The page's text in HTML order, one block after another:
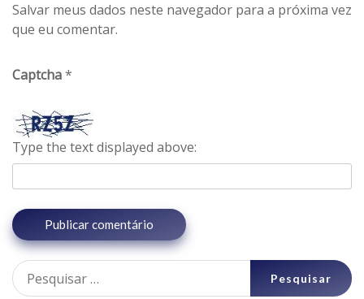
Salvar meus dados neste navegador para a próxima vez
que eu comentar.
Captcha*
Type the text displayed above:
Pesquisar
por: